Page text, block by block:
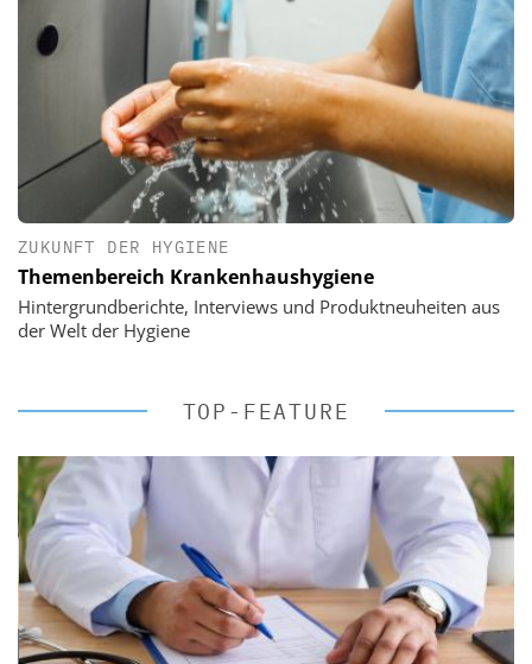
ZUKUNFT DER HYGIENE
Themenbereich Krankenhaushygiene
Hintergrundberichte, Interviews und Produktneuheiten aus
der Welt der Hygiene
TOP-FEATURE